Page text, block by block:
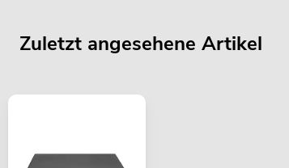
Zuletzt angesehene Artikel